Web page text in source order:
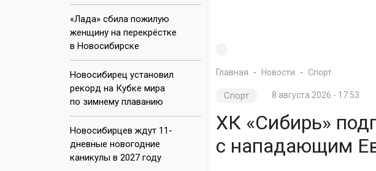
«Лада» сбила пожилую
женщину на перекрёстке
в Новосибирске
Новосибирец установил
рекорд на Кубке мира
по зимнему плаванию
Новосибирцев ждут 11-
дневные новогодние
каникулы в 2027 году
Главная Новости Спорт
Спорт 8 августа 2026 - 17:53
ХК «Сибирь»
с нападающим